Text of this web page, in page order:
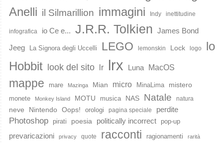
Anelli il Silmarillion immagini Indy inettitudine
infografica io Ce e... J.R.R. Tolkien James Bond
Jeeg La Signora degli Uccelli LEGO lemonskin Lock logo
lo
Hobbit
look del sito lr lrx Luna MacOS
mappe mare Mazinga Mian micro MinaLima mistero
monete Monkey Island MOTU musica NAS Natale natura
neve Nintendo Oops! orologi pagina speciale perdite
Photoshop pirati poesia politically incorrect pop-up
prevaricazioni privacy quote racconti ragionamenti rarità